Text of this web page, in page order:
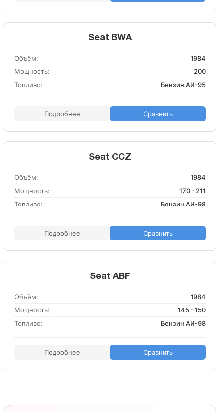
Seat BWA
Объём:
1984
Мощность:
200
Топливо:
Бензин АИ-95
Подробнее Сравнить
Seat CCZ
Объём:
1984
Мощность:
170 - 211
Топливо:
Бензин АИ-98
Подробнее Сравнить
Seat ABF
Объём:
1984
Мощность:
145 - 150
Топливо:
Бензин АИ-98
Подробнее Сравнить